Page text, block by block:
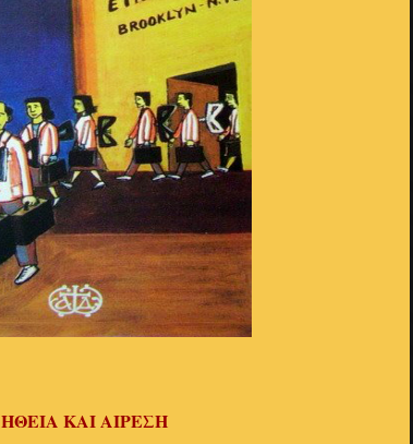
ΚΑΙ ΑΙΡΕΣH